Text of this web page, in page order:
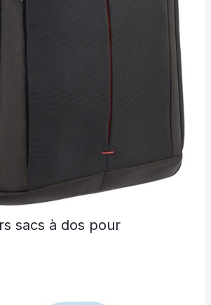
sacs à dos pour